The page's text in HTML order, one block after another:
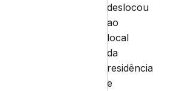
deslocou
ao
local
da
residência
e